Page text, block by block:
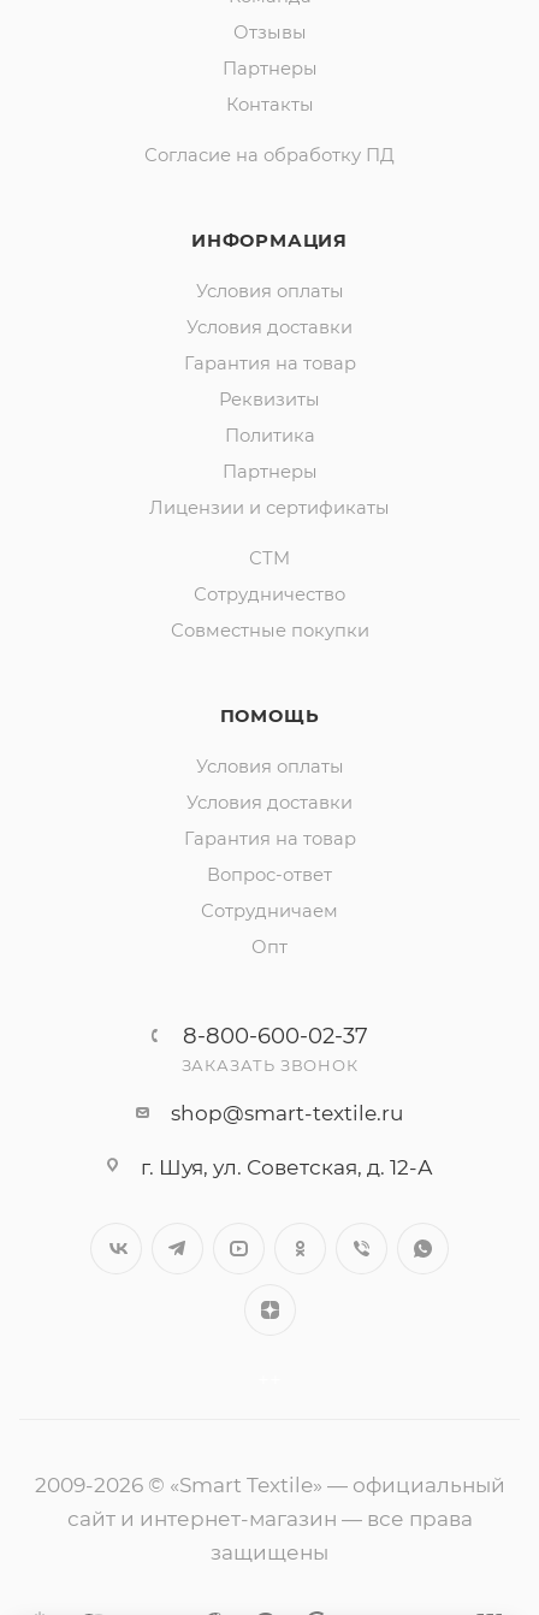
Отзывы
Партнеры
Контакты
Согласие на обработку ПД
ИНФОРМАЦИЯ
Условия оплаты
Условия доставки
Гарантия на товар
Реквизиты
Политика
Партнеры
Лицензии и сертификаты
СТМ
Сотрудничество
Совместные покупки
ПОМОЩЬ
Условия оплаты
Условия доставки
Гарантия на товар
Вопрос-ответ
Сотрудничаем
Опт
8-800-600-02-37
ЗАКАЗАТЬ ЗВОНОК
shop@smart-textile.ru
г. Шуя, ул. Советская, д. 12-А
2009-2026 © «Smart Textile» — официальный
сайт и интернет-магазин — все права
защищены